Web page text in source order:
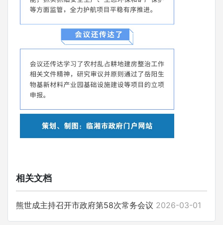
相关文档
熊世成主持召开市政府第58次常务会议 2026-03-01